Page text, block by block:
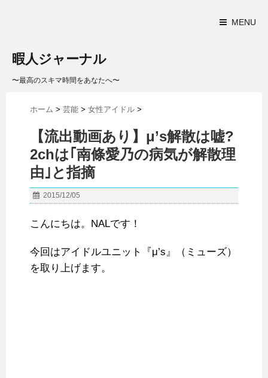
MENU
暇人ジャーナル
〜最高のスキマ時間をあなたへ〜
ホーム > 芸能 > 女性アイドル >
【流出動画あり】μ’s解散は嘘?
2chは｢南條愛乃の病気が解散理
由｣と指摘
2015/12/05
こんにちは。NALです！
今回はアイドルユニット『μ’s』（ミューズ）
を取り上げます。